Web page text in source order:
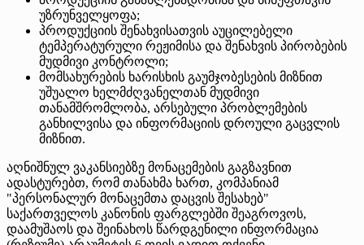
უზრუნველყოფა;
პროდუქციის შენახვისათვის აუცილებელი
ტემპერატურული რეჟიმისა და შენახვის პირობების
მუდმივი კონტროლი;
მომსახურების ხარისხის გაუმჯობესების მიზნით
უშუალო ხელმძღვანელთან მუდმივი
თანამშრომლობა, არსებული პრობლემების
განხილვისა და ინფორმაციის დროული გაცვლის
მიზნით.
აღნიშნულ ვაკანსიებზე მონაცემების გაგზავნით
ადასტურებთ, რომ თანახმა ხართ, კომპანიამ
"პერსონალურ მონაცემთა დაცვის შესახებ"
საქართველოს კანონის ფარგლებში შეაგროვოს,
დაამუშაოს და შეინახოს წარდგენილი ინფორმაცია